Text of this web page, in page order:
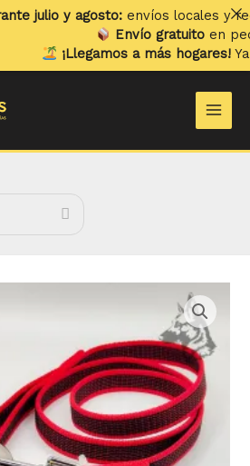
desde
13.99 €
hasta
15.99 €
julio y agosto:envíos locales y
Envío gratuitoen
¡Llegamos a más hogares!Ya